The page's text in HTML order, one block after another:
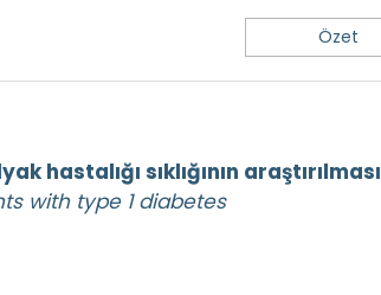
Özet
hastalığı sıklığının araştırılması
with type 1 diabetes